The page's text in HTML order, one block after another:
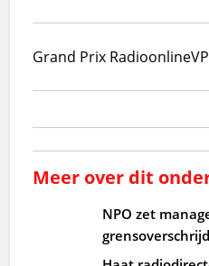
Grand Prix Radioonline
Meer over dit
NPO zet